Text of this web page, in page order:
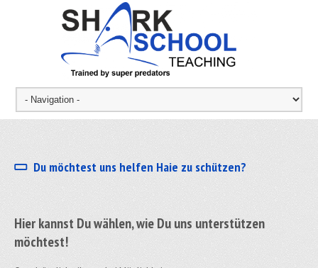
Du möchtest uns helfen Haie zu schützen?
Hier kannst Du wählen, wie Du uns unterstützen
möchtest!